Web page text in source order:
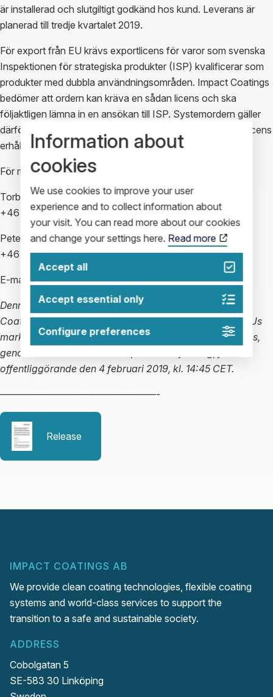
är installerad och slutgiltigt godkänd hos kund. Leverans är
planerad till tredje kvartalet 2019.
För export från EU krävs exportlicens för varor som svenska
Inspektionen för strategiska produkter (ISP) kvalificerar som
produkter med dubbla användningsområden. Impact Coatings
bedömer att ordern kan kräva en sådan licens och ska
följaktligen lämna in en ansökan till ISP. Systemordern gäller
därför under förutsättning att eventuell erforderlig exportlicens
erhålles.
För mer information kontakta:
Torbjörn Sandberg, VD
+46 768 43 43 76
Peter Högfeldt, VP Marketing
+46 708 87 44 34
E-mail:investors@impactcoatings.se
Denna information är sådan information som Impact
Coatings AB (publ) är skyldigt att offentliggöra enligt EUs
marknadsmissbruksförordning. Informationen lämnades,
genom ovanstående kontaktpersoners försorg, för
offentliggörande den 4 februari 2019, kl. 14:45 CET.
————————————————-
Release
IMPACT COATINGS AB
We provide clean coating technologies, flexible coating
systems and world-class services to support the
transition to a safe and sustainable society.
ADDRESS
Cobolgatan 5
SE-583 30 Linköping
Information about
cookies
We use cookies to improve your user
experience and to collect information about
your visit. You can read more about our cookies
and change your settings here. Read more
Accept all
Accept essential only
Configure preferences